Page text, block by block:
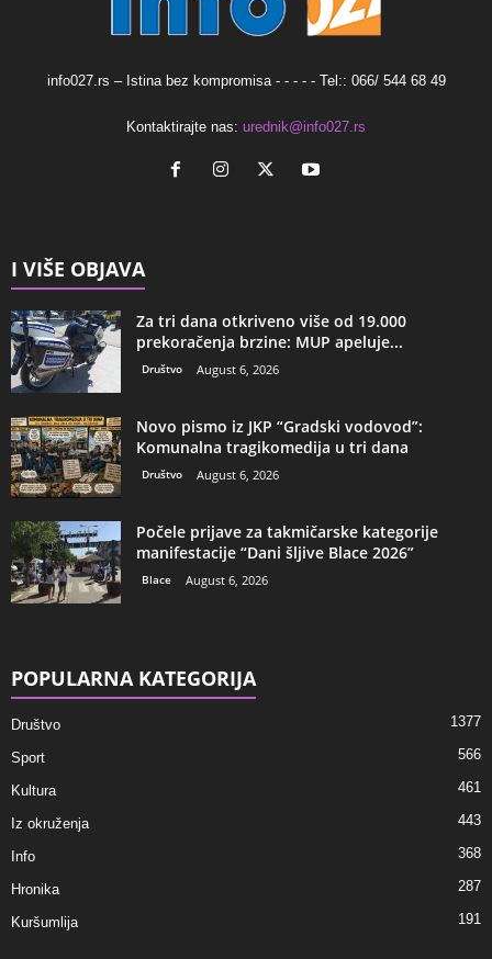
info027.rs – Istina bez kompromisa - - - - - Tel:: 066/ 544 68 49
Kontaktirajte nas: urednik@info027.rs
I VIŠE OBJAVA
Za tri dana otkriveno više od 19.000
prekoračenja brzine: MUP apeluje...
Društvo August 6, 2026
Novo pismo iz JKP “Gradski vodovod”:
Komunalna tragikomedija u tri dana
Društvo August 6, 2026
Počele prijave za takmičarske kategorije
manifestacije “Dani šljive Blace 2026”
Blace August 6, 2026
POPULARNA KATEGORIJA
Društvo 1377
Sport 566
Kultura 461
Iz okruženja 443
Info 368
Hronika 287
Kuršumlija 191